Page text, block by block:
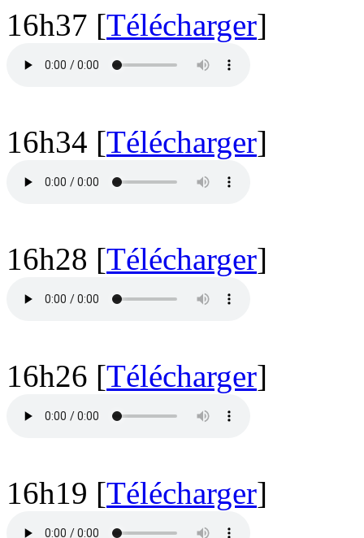
16h37 [Télécharger]
16h34 [Télécharger]
16h28 [Télécharger]
16h26 [Télécharger]
16h19 [Télécharger]